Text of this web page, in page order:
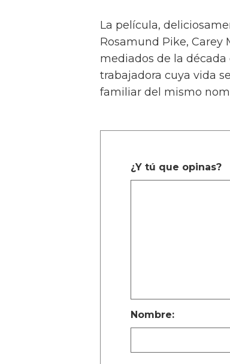
La película,
Rosamund Pike, Carey
mediados de la
trabajadora cuya vida
familiar del mismo
¿Y tú que opinas?
Nombre: